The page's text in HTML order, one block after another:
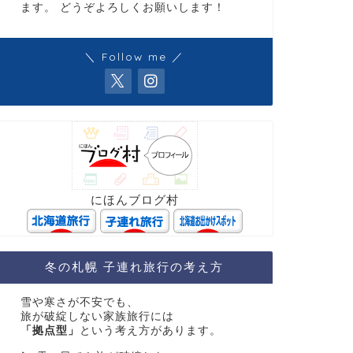
ます。 どうぞよろしくお願いします！
＼ Follow me ／
にほんブログ村
冬の札幌 子連れ旅行の考え方
雪や寒さが不安でも、
旅が破綻しない家族旅行には
「拠点型」
という考え方があります。